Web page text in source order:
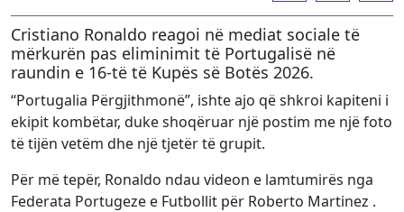
Cristiano Ronaldo reagoi në mediat sociale të
mërkurën pas eliminimit të Portugalisë në
raundin e 16-të të Kupës së Botës 2026.
“Portugalia Përgjithmonë”, ishte ajo që shkroi kapiteni i
ekipit kombëtar, duke shoqëruar një postim me një foto
të tijën vetëm dhe një tjetër të grupit.
Për më tepër, Ronaldo ndau videon e lamtumirës nga
Federata Portugeze e Futbollit për Roberto Martinez .